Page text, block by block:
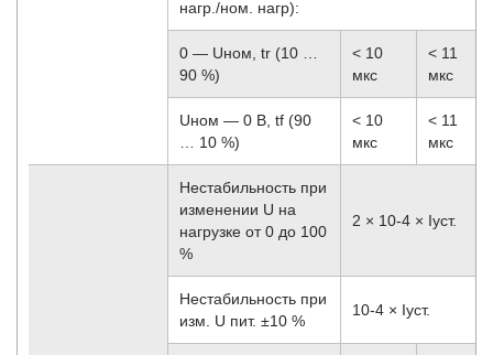
нагр./ном. нагр):
0 — Uном, tr (10 …
90 %)
< 10
мкс
< 11
мкс
Uном — 0 В, tf (90
… 10 %)
< 10
мкс
< 11
мкс
Нестабильность при
изменении U на
нагрузке от 0 до 100
%
2 × 10-4 × Iуст.
Нестабильность при
изм. U пит. ±10 %
10-4 × Iуст.